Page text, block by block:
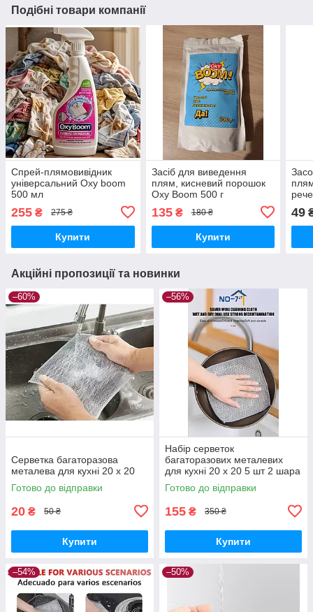
Подібні товари компанії
Спрей-плямовивідник
універсальний Oxy boom
500 мл
255 ₴ 275 ₴
Купити
Засіб для виведення
плям, кисневий порошок
Oxy Boom 500 г
135₴ 180 ₴
Купити
49
Акційні пропозиції та новинки
–60%
Серветка багаторазова
металева для кухні 20 х 20
Готово до відправки
20 ₴ 50 ₴
Купити
–56%
Набір серветок
багаторазових металевих
для кухні 20 х 20 5 шт 2 шара
Готово до відправки
155 ₴ 350 ₴
Купити
–54% –50%